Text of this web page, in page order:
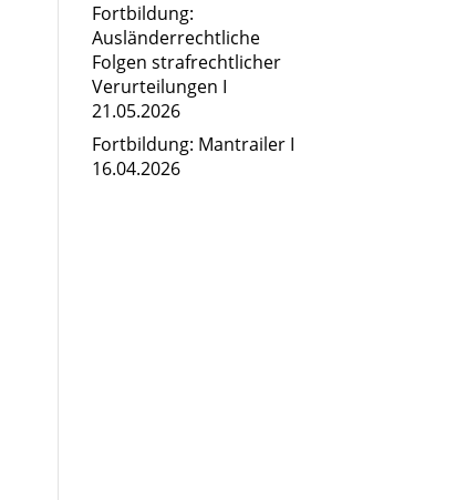
Fortbildung:
Ausländerrechtliche
Folgen strafrechtlicher
Verurteilungen I
21.05.2026
Fortbildung: Mantrailer I
16.04.2026